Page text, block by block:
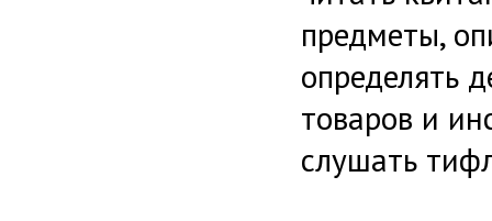
предметы,
определять
товаров и
слушать